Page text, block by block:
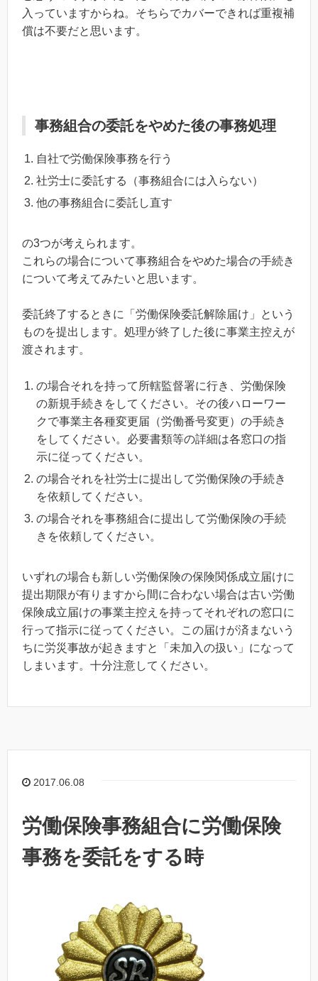
入っていますからね。そちらでカバーできれば重複補
償は不要だと思います。
事務組合の委託をやめた後の事務処理
自社で労働保険事務を行う
社労士に委託する（事務組合には入らない）
他の事務組合に委託し直す
の3つが考えられます。
これらの場合について事務組合をやめた場合の手続き
について考えてみたいと思います。
委託終了するときに「労働保険委託解除届け」という
ものを提出します。処理が終了した後に事業主控えが
渡されます。
の場合それを持って所轄監督署に行き、労働保険
の新規手続きをしてください。その後ハローワー
クで事業主各種変更届（労働番号変更）の手続き
をしてください。必要書類等の詳細は各窓口の指
示に従ってください。
の場合それを社労士に提出して労働保険の手続き
を依頼してください。
の場合それを事務組合に提出して労働保険の手続
きを依頼してください。
いずれの場合も新しい労働保険の保険関係成立届けに
提出期限が有りますから間に合わない場合は古い労働
保険成立届けの事業主控えを持ってそれぞれの窓口に
行って指示に従ってください。この届けが済まないう
ちに労災事故が起きますと「未加入の扱い」になって
しまいます。十分注意してください。
2017.06.08
労働保険事務組合に労働保険
事務を委託をする時